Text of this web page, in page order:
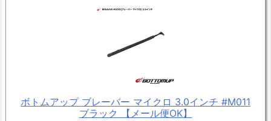
ボトムアップ ブレーバー マイクロ 3.0インチ #M011
ブラック 【メール便OK】